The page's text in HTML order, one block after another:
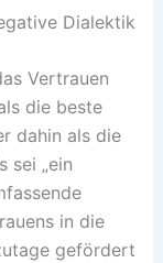
Dialektik
Vertrauen
die beste
dahin als die
sei „ein
in die
gefördert